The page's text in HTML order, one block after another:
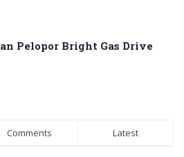
Pelopor Bright Gas Drive
Comments Latest